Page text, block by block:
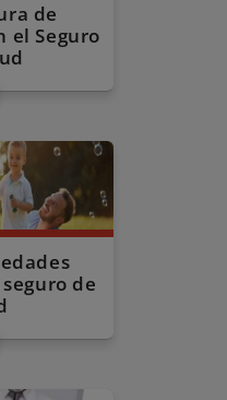
de
el Seguro
de